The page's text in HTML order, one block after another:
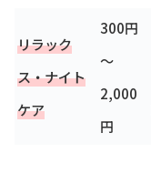
リラック
ス・ナイト
ケア
300円
～
2,000
円